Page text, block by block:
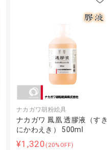
ナカガワ胡粉絵具
ナカガワ 鳳凰 透膠液（すき
にかわえき） 500ml
¥1,320 (20%OFF)